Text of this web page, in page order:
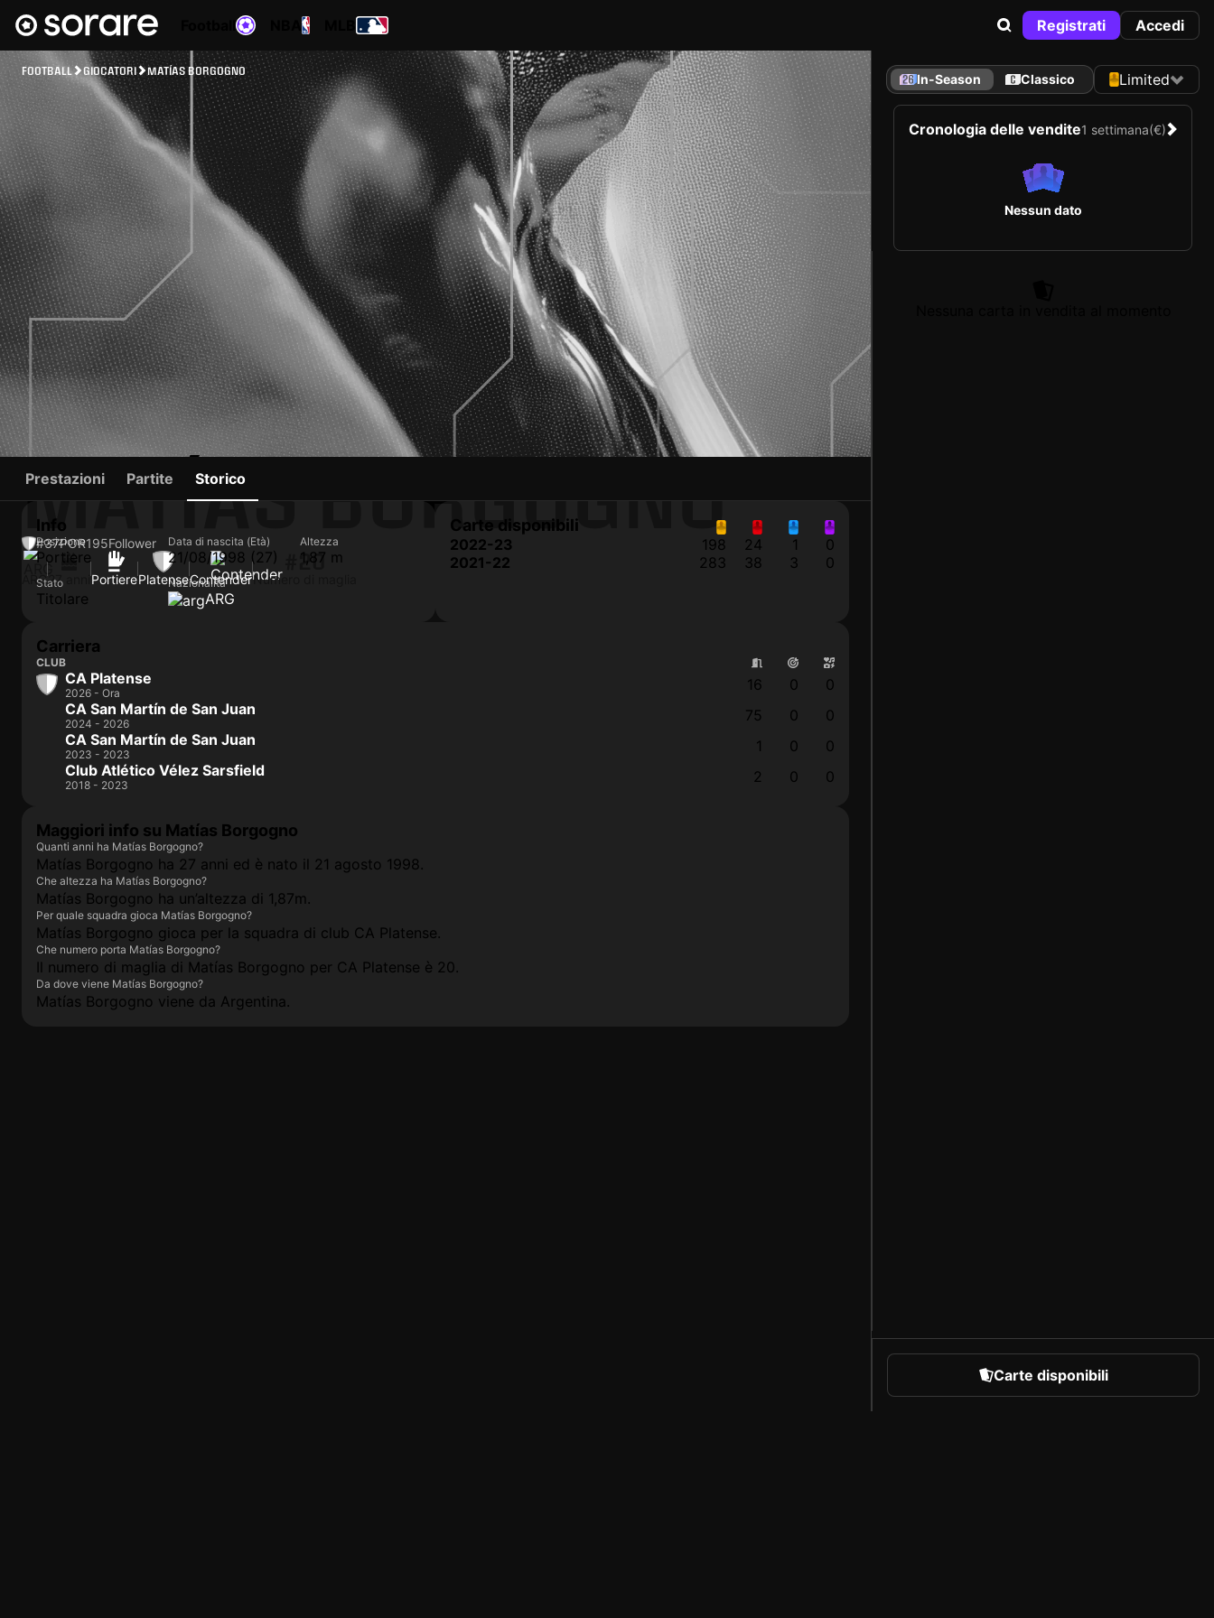
Registrati Accedi
FOOTBALL GIOCATORI MATÍAS BORGOGNO
MATÍAS BORGOGNO
#37POR195Follower
ARG27 anni PortierePlatenseContender
#20
Numero di maglia
Prestazioni Partite Storico
Info
Posizione
Portiere
Data di nascita (Età)
21/08/1998 (27)
Altezza
1,87 m
Stato
Titolare
Nazionalità
ARG
Carte disponibili
2022-23 198 24 1
0
2021-22
283 38 3 0
Carriera
CLUB
CA Platense
2026 - Ora 16 0
0
CA San Martín de San Juan
2024 - 2026 75 0
0
CA San Martín de San Juan
2023 - 2023 1 0
0
Club Atlético Vélez Sarsfield
2018 - 2023 2 0 0
Maggiori info su Matías Borgogno
Quanti anni ha Matías Borgogno?
Matías Borgogno ha 27 anni ed è nato il 21 agosto 1998.
Che altezza ha Matías Borgogno?
Matías Borgogno ha un’altezza di 1,87m.
Per quale squadra gioca Matías Borgogno?
Matías Borgogno gioca per la squadra di club CA Platense.
Che numero porta Matías Borgogno?
Il numero di maglia di Matías Borgogno per CA Platense è 20.
Da dove viene Matías Borgogno?
Matías Borgogno viene da Argentina.
In-Season Classico Limited
Cronologia delle vendite1 settimana(€)
Nessun dato
Carte disponibili